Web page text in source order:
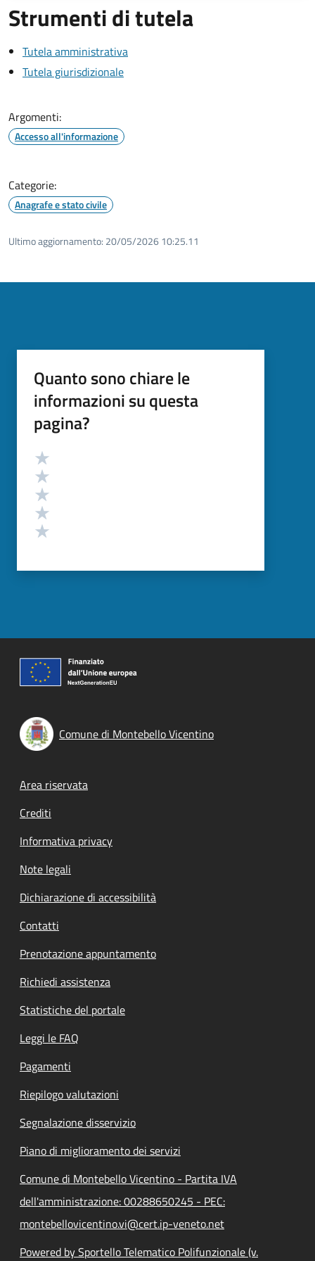
Strumenti di tutela
Tutela amministrativa
Tutela giurisdizionale
Argomenti:
Accesso all'informazione
Categorie:
Anagrafe e stato civile
Ultimo aggiornamento: 20/05/2026 10:25.11
Quanto sono chiare le
informazioni su questa
pagina?
Valutazione
Comune di Montebello Vicentino
Footer menu
Area riservata
Crediti
Informativa privacy
Note legali
Dichiarazione di accessibilità
Contatti
Prenotazione appuntamento
Richiedi assistenza
Statistiche del portale
Leggi le FAQ
Pagamenti
Riepilogo valutazioni
Segnalazione disservizio
Piano di miglioramento dei servizi
Comune di Montebello Vicentino - Partita IVA
dell'amministrazione: 00288650245 - PEC:
montebellovicentino.vi@cert.ip-veneto.net
Powered by Sportello Telematico Polifunzionale (v.